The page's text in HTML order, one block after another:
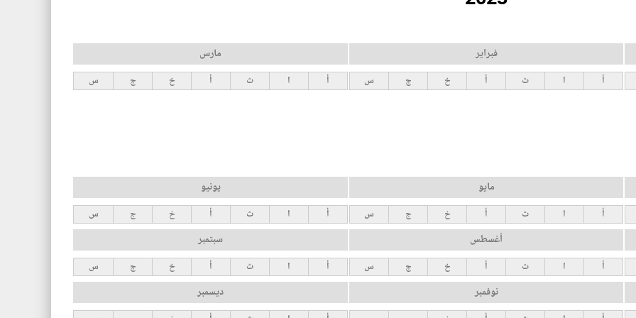
فبراير
أ ا ث أ خ ج س
مارس
أ ا ث أ خ ج س
مايو
أ ا ث أ خ ج س
يونيو
أ ا ث أ خ ج س
أغسطس
أ ا ث أ خ ج س
سبتمبر
أ ا ث أ خ ج س
نوفمبر ديسمبر